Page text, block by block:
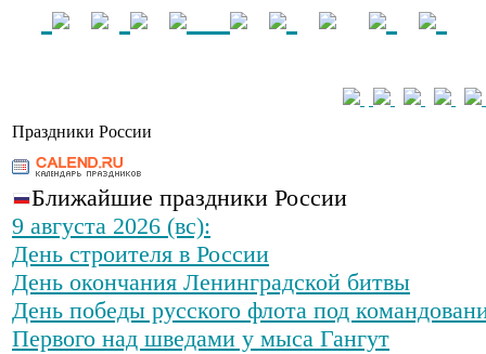
Праздники России
Ближайшие праздники России
9 августа 2026 (вс):
День строителя в России
День окончания Ленинградской битвы
День победы русского флота под
Первого над шведами у мыса Гангут